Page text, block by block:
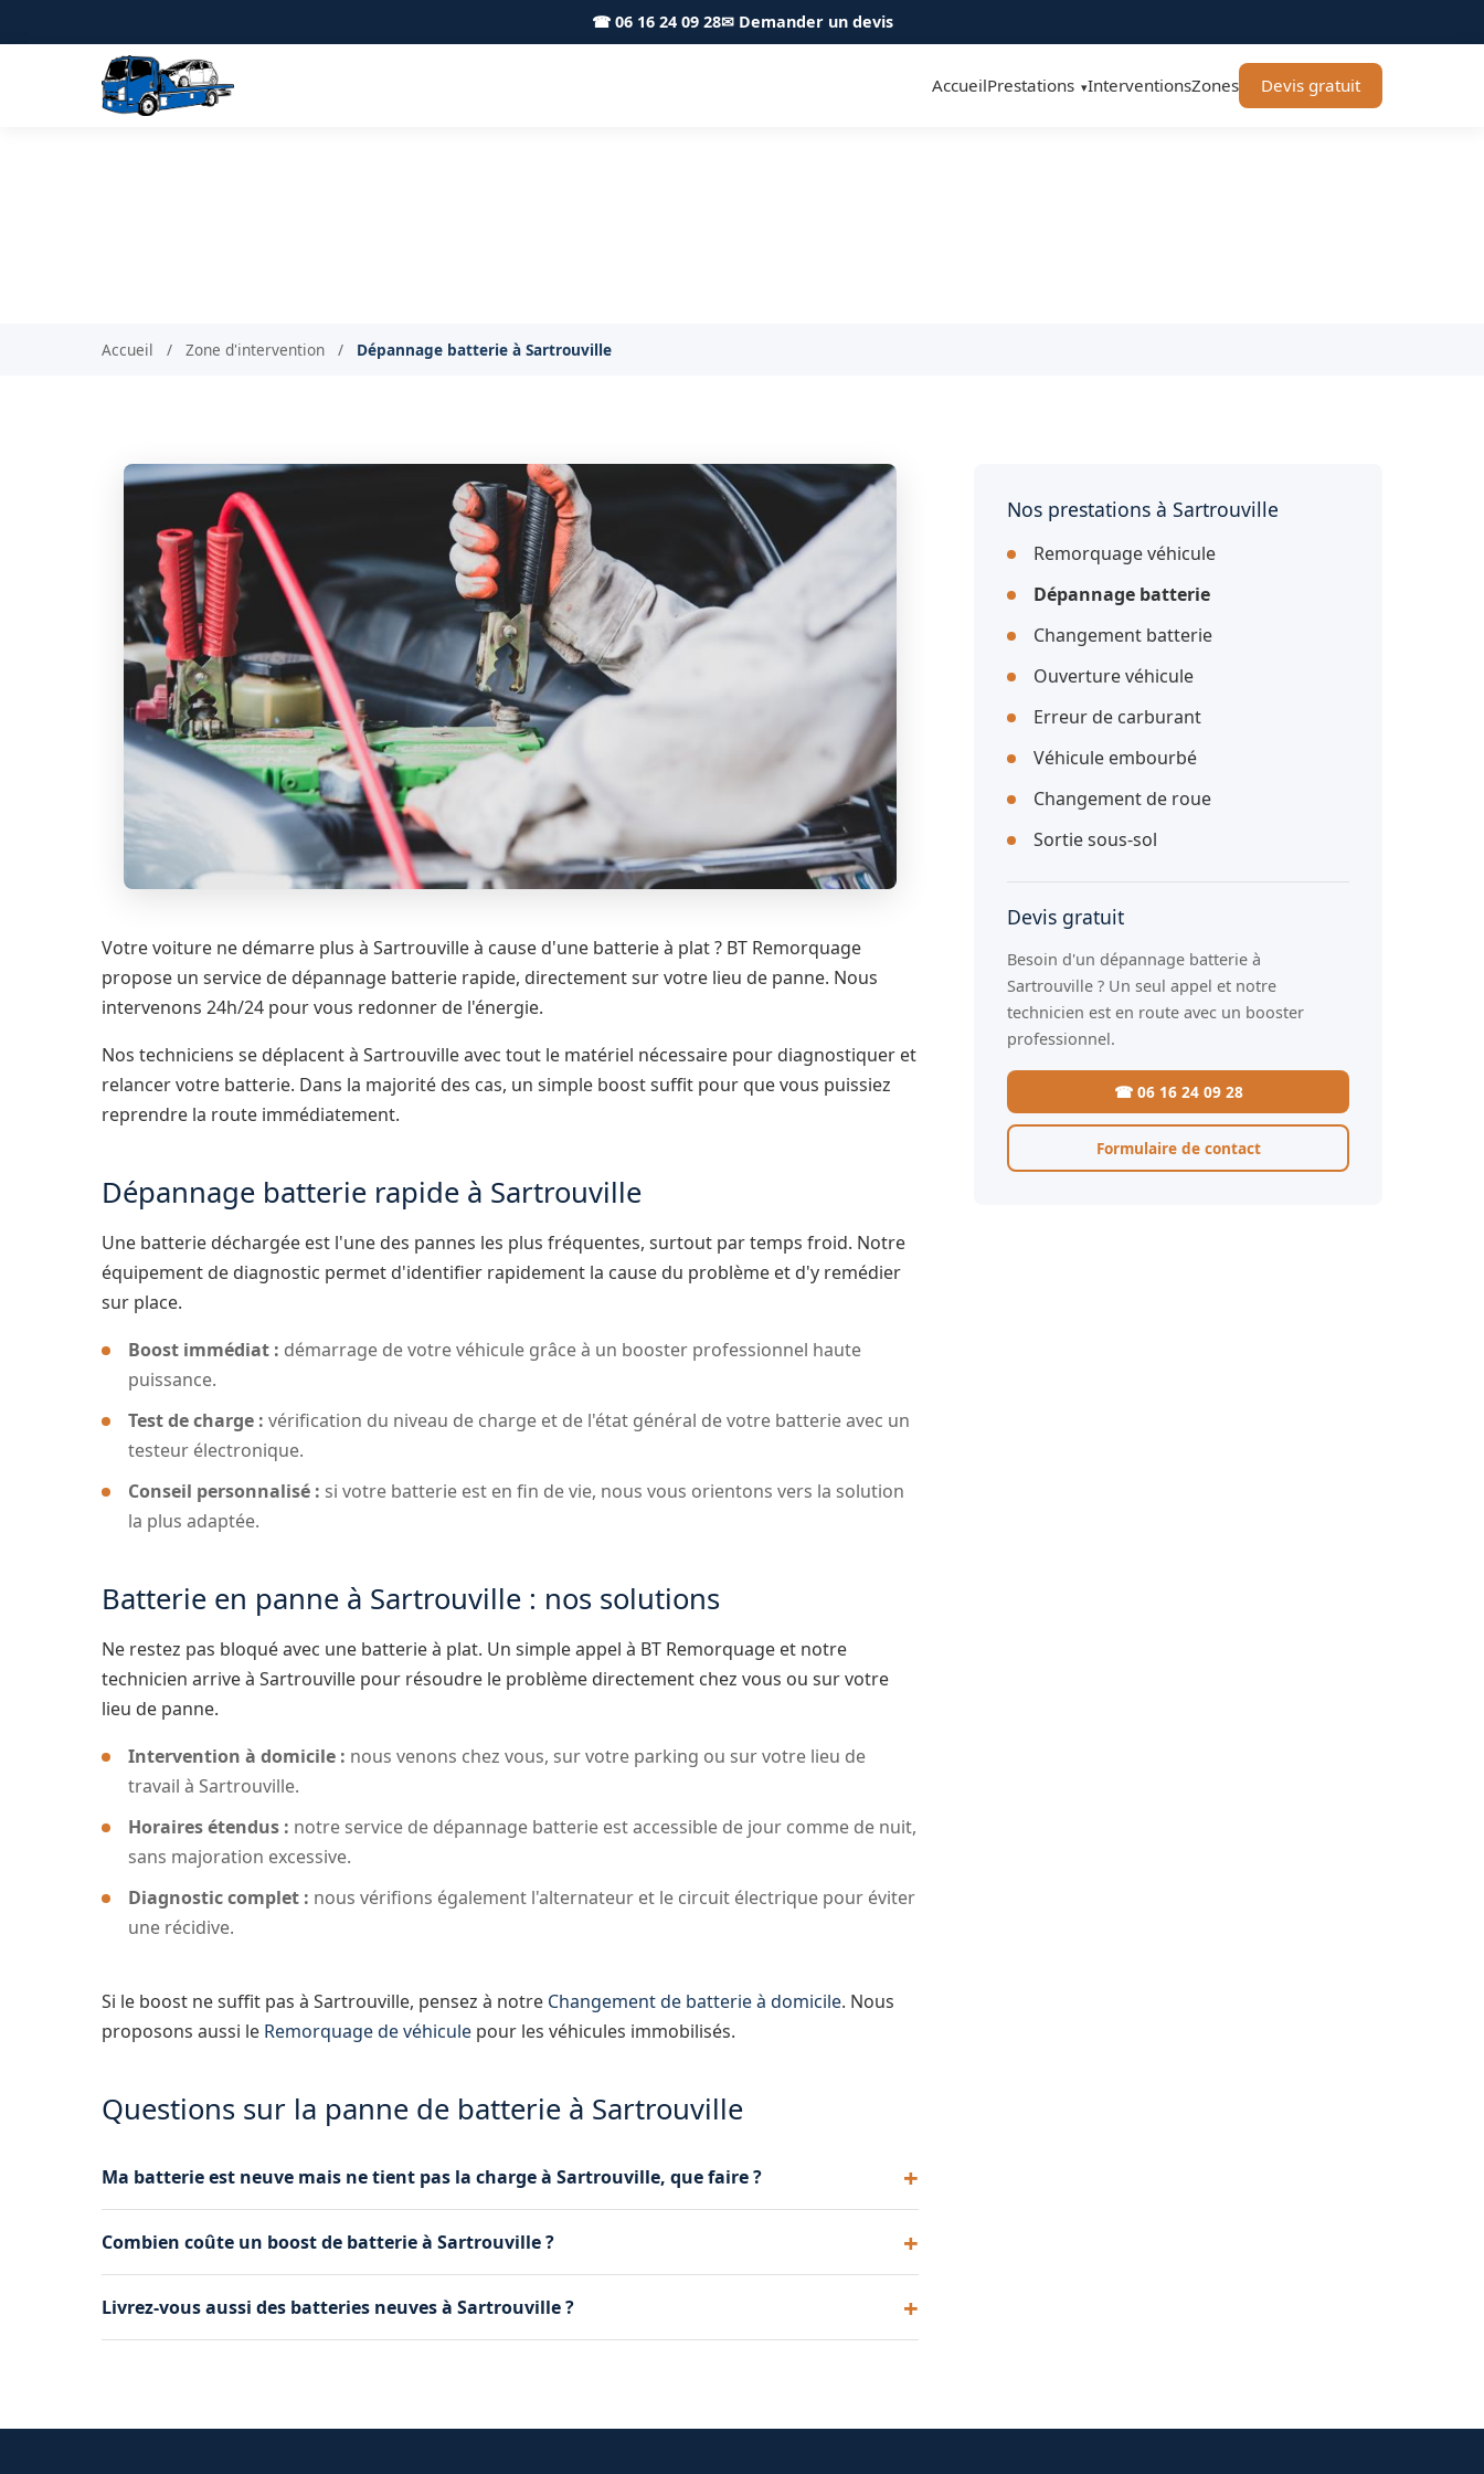
☎ 06 16 24 09 28✉ Demander un devis
AccueilPrestations ▾InterventionsZones Devis gratuit
Accueil / Zone d'intervention / Dépannage batterie à Sartrouville
Votre voiture ne démarre plus à Sartrouville à cause d'une batterie à plat ? BT Remorquage
propose un service de dépannage batterie rapide, directement sur votre lieu de panne. Nous
intervenons 24h/24 pour vous redonner de l'énergie.
Nos techniciens se déplacent à Sartrouville avec tout le matériel nécessaire pour diagnostiquer et
relancer votre batterie. Dans la majorité des cas, un simple boost suffit pour que vous puissiez
reprendre la route immédiatement.
Dépannage batterie rapide à Sartrouville
Une batterie déchargée est l'une des pannes les plus fréquentes, surtout par temps froid. Notre
équipement de diagnostic permet d'identifier rapidement la cause du problème et d'y remédier
sur place.
Boost immédiat : démarrage de votre véhicule grâce à un booster professionnel haute
puissance.
Test de charge : vérification du niveau de charge et de l'état général de votre batterie avec un
testeur électronique.
Conseil personnalisé : si votre batterie est en fin de vie, nous vous orientons vers la solution
la plus adaptée.
Batterie en panne à Sartrouville : nos solutions
Ne restez pas bloqué avec une batterie à plat. Un simple appel à BT Remorquage et notre
technicien arrive à Sartrouville pour résoudre le problème directement chez vous ou sur votre
lieu de panne.
Intervention à domicile : nous venons chez vous, sur votre parking ou sur votre lieu de
travail à Sartrouville.
Horaires étendus : notre service de dépannage batterie est accessible de jour comme de nuit,
sans majoration excessive.
Diagnostic complet : nous vérifions également l'alternateur et le circuit électrique pour éviter
une récidive.
Si le boost ne suffit pas à Sartrouville, pensez à notre Changement de batterie à domicile. Nous
proposons aussi le Remorquage de véhicule pour les véhicules immobilisés.
Questions sur la panne de batterie à Sartrouville
Ma batterie est neuve mais ne tient pas la charge à Sartrouville, que faire ?
circuit électrique. Notre diagnostic sur place permet d'identifier la cause exacte.
Combien coûte un boost de batterie à Sartrouville ?
diagnostic. Nous appliquons des tarifs justes et transparents.
Livrez-vous aussi des batteries neuves à Sartrouville ?
Nos prestations à Sartrouville
Remorquage véhicule
Dépannage batterie
Changement batterie
Ouverture véhicule
Erreur de carburant
Véhicule embourbé
Changement de roue
Sortie sous-sol
Devis gratuit
Besoin d'un dépannage batterie à
Sartrouville ? Un seul appel et notre
technicien est en route avec un booster
professionnel.
☎ 06 16 24 09 28
Formulaire de contact